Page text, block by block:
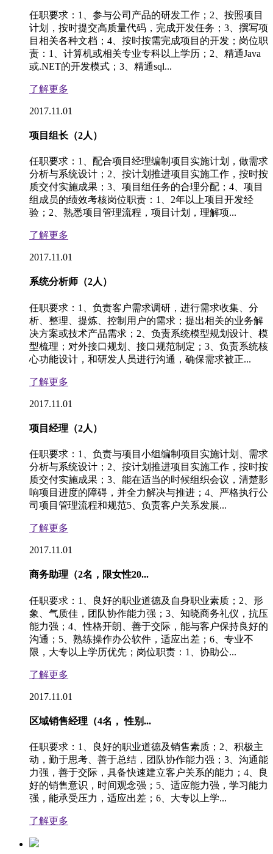
任职要求：1、参与公司产品的研发工作；2、按照项目
计划，按时提交高质量代码，完成开发任务；3、撰写项
目相关各种文档；4、按时按需完成项目的开发；岗位职
责：1、计算机或相关专业专科以上学历；2、精通Java
或.NET的开发模式；3、精通sql...
了解更多
2017.11.01
项目组长（2人）
任职要求：1、配合项目经理编制项目实施计划，做需求
分析与系统设计；2、按计划推进项目实施工作，按时按
质交付实施成果；3、项目组任务的合理分配；4、项目
组成员的绩效考核岗位职责：1、2年以上项目开发经
验；2、熟悉项目管理流程，项目计划，理解项...
了解更多
2017.11.01
系统分析师（2人）
任职要求：1、负责客户需求调研，进行需求收集、分
析、整理、提炼、控制用户的需求；提出相关的业务解
决方案或技术产品需求；2、负责系统模型规划设计、模
型梳理；对外接口规划、接口规范制定；3、负责系统核
心功能设计，和研发人员进行沟通，确保需求被正...
了解更多
2017.11.01
项目经理（2人）
任职要求：1、负责与项目小组编制项目实施计划、需求
分析与系统设计；2、按计划推进项目实施工作，按时按
质交付实施成果；3、能在适当的时候组织会议，清楚影
响项目进度的障碍，并全力解决与推进；4、严格执行公
司项目管理流程和规范5、负责客户关系发展...
了解更多
2017.11.01
商务助理（2名，限女性20...
任职要求：1、良好的职业道德及自身职业素质；2、形
象、气质佳，团队协作能力强；3、知晓商务礼仪，抗压
能力强；4、性格开朗、善于交际，能与客户保持良好的
沟通；5、熟练操作办公软件，适应出差；6、专业不
限，大专以上学历优先；岗位职责：1、协助公...
了解更多
2017.11.01
区域销售经理（4名， 性别...
任职要求：1、良好的职业道德及销售素质；2、积极主
动，勤于思考、善于总结，团队协作能力强；3、沟通能
力强，善于交际，具备快速建立客户关系的能力；4、良
好的销售意识，时间观念强；5、适应能力强，学习能力
强，能承受压力，适应出差；6、大专以上学...
了解更多